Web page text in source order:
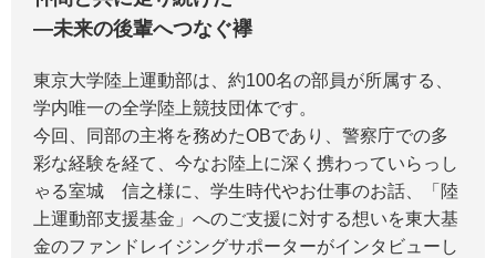
―未来の後輩へつなぐ襷
東京大学陸上運動部は、約100名の部員が所属する、
学内唯一の全学陸上競技団体です。
今回、同部の主将を務めたOBであり、警察庁での多
彩な経験を経て、今なお陸上に深く携わっていらっし
ゃる室城 信之様に、学生時代やお仕事のお話、「陸
上運動部支援基金」へのご支援に対する想いを東大基
金のファンドレイジングサポーターがインタビューし